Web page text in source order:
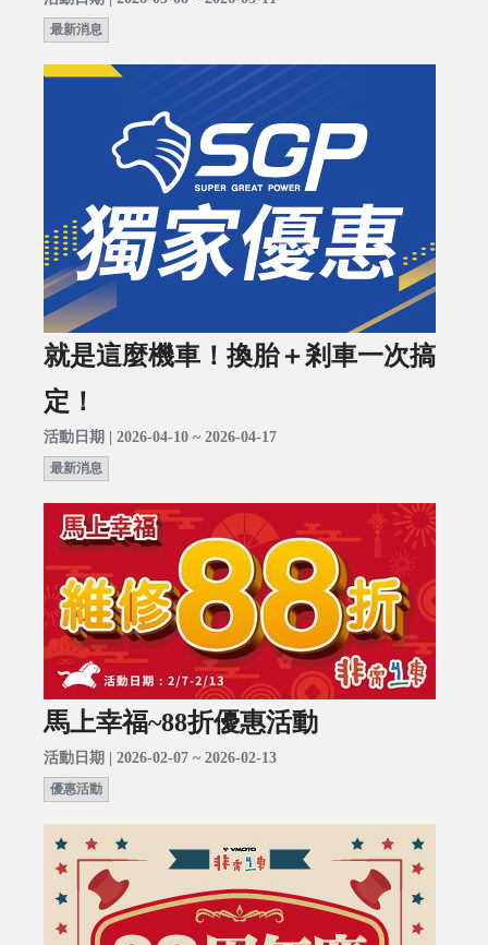
最新消息
就是這麼機車！換胎＋剎車一次搞
定！
活動日期 | 2026-04-10 ~ 2026-04-17
最新消息
馬上幸福~88折優惠活動
活動日期 | 2026-02-07 ~ 2026-02-13
優惠活動